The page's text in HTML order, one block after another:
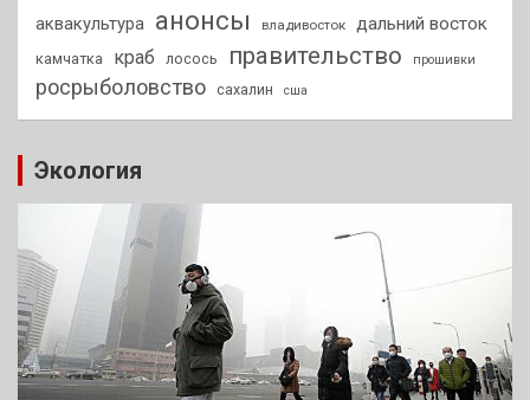
аквакультура анонсы владивосток дальний восток
камчатка краб лосось правительство прошивки
росрыболовство сахалин сша
Экология